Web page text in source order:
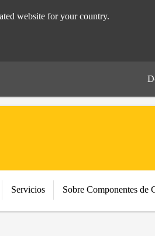
website for your country.
Servicios Sobre Componentes de